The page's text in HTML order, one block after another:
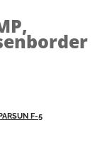
F-5